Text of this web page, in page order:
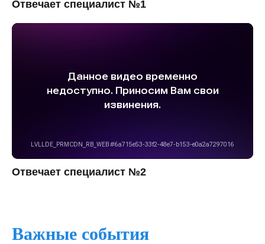
Отвечает специалист №1
Отвечает специалист №2
Важные события